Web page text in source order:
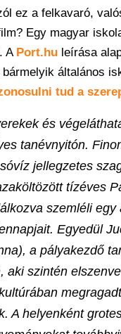
ez a felkavaró,
Egy magyar
A Port.hu leírása
általános
tud a
és
tanévnyitón.
jellegzetes
tízéves
szemléli egy
Egyedül
a pályakezdő
aki szintén
A helyenként